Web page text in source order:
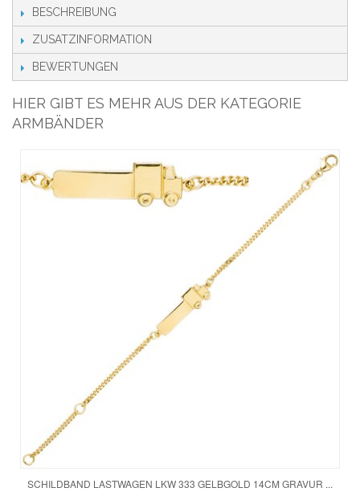
BESCHREIBUNG
ZUSATZINFORMATION
BEWERTUNGEN
HIER GIBT ES MEHR AUS DER KATEGORIE
ARMBÄNDER
SCHILDBAND LASTWAGEN LKW 333 GELBGOLD 14CM GRAVUR ...